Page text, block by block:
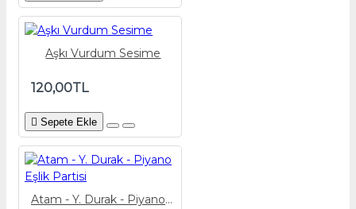
Aşkı Vurdum Sesime
120,00TL
Sepete Ekle
Atam - Y. Durak - Piyano Eşlik Partisi